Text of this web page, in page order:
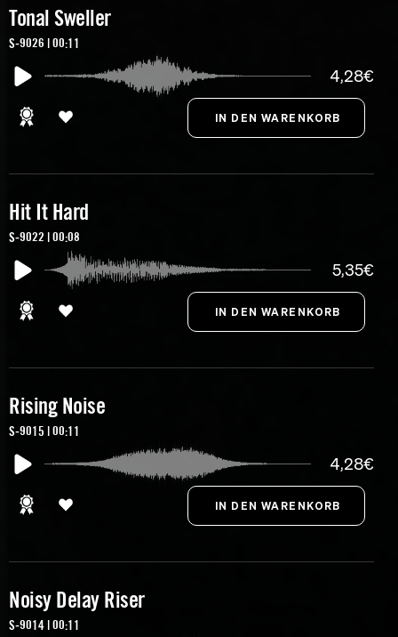
Tonal Sweller
S-9026 | 00:11
4,28€
Hit It Hard
S-9022 | 00:08
5,35€
Rising Noise
S-9015 | 00:11
4,28€
Noisy Delay Riser
S-9014 | 00:11